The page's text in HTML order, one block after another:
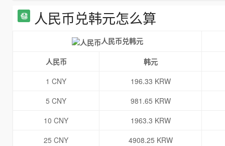
人民币兑韩元怎么算
人民币兑韩元
人民币
韩元
1 CNY
196.33 KRW
5 CNY
981.65 KRW
10 CNY
1963.3 KRW
25 CNY
4908.25 KRW